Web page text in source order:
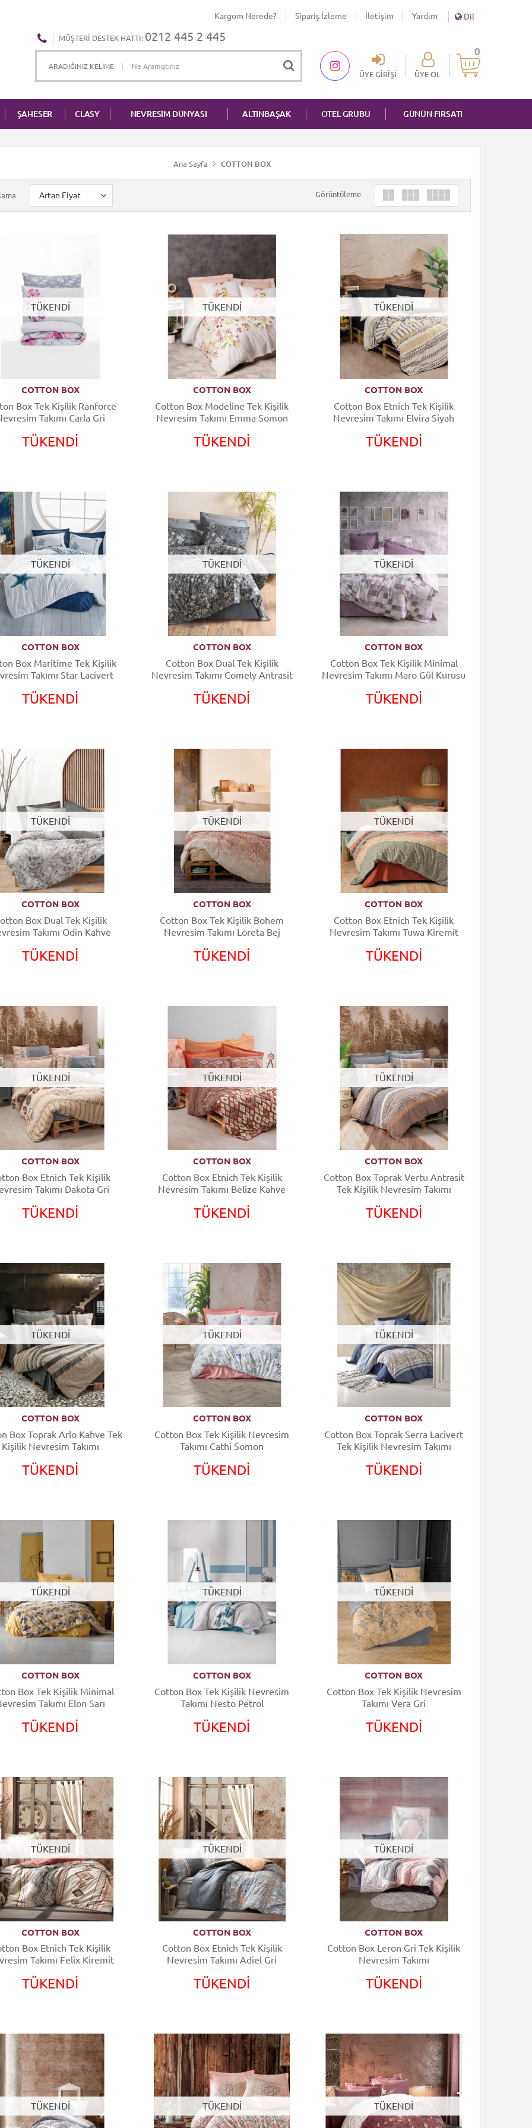
Kargom Nerede? Sipariş İzleme İletişim Yardım Dil
0
ÜYE GIRIŞI ÜYE OL
MÜŞTERI DESTEK HATTI: 0212 445 2 445
ŞAHESER CLASY NEVRESİM DÜNYASI ALTINBAŞAK OTEL GRUBU GÜNÜN FIRSATI
Ana Sayfa COTTON BOX
Görüntüleme
TÜKENDİ
COTTON BOX
Box Tek Kişilik Ranforce
Takımı Carla Gri
TÜKENDİ
TÜKENDİ
COTTON BOX
Cotton Box Modeline Tek Kişilik
Nevresim Takımı Emma Somon
TÜKENDİ
TÜKENDİ
COTTON BOX
Cotton Box Etnich Tek Kişilik
Nevresim Takımı Elvira Siyah
TÜKENDİ
TÜKENDİ
COTTON BOX
Box Maritime Tek Kişilik
Takımı Star Lacivert
TÜKENDİ
TÜKENDİ
COTTON BOX
Cotton Box Dual Tek Kişilik
Nevresim Takımı Comely Antrasit
TÜKENDİ
TÜKENDİ
COTTON BOX
Cotton Box Tek Kişilik Minimal
Nevresim Takımı Maro Gül Kurusu
TÜKENDİ
TÜKENDİ
COTTON BOX
Box Dual Tek Kişilik
Takımı Odin Kahve
TÜKENDİ
TÜKENDİ
COTTON BOX
Cotton Box Tek Kişilik Bohem
Nevresim Takımı Loreta Bej
TÜKENDİ
TÜKENDİ
COTTON BOX
Cotton Box Etnich Tek Kişilik
Nevresim Takımı Tuwa Kiremit
TÜKENDİ
TÜKENDİ
COTTON BOX
Box Etnich Tek Kişilik
Takımı Dakota Gri
TÜKENDİ
TÜKENDİ
COTTON BOX
Cotton Box Etnich Tek Kişilik
Nevresim Takımı Belize Kahve
TÜKENDİ
TÜKENDİ
COTTON BOX
Cotton Box Toprak Vertu Antrasit
Tek Kişilik Nevresim Takımı
TÜKENDİ
TÜKENDİ
COTTON BOX
Box Toprak Arlo Kahve Tek
Kişilik Nevresim Takımı
TÜKENDİ
TÜKENDİ
COTTON BOX
Cotton Box Tek Kişilik Nevresim
Takımı Cathi Somon
TÜKENDİ
TÜKENDİ
COTTON BOX
Cotton Box Toprak Serra Lacivert
Tek Kişilik Nevresim Takımı
TÜKENDİ
TÜKENDİ
COTTON BOX
Box Tek Kişilik Minimal
Takımı Elon Sarı
TÜKENDİ
TÜKENDİ
COTTON BOX
Cotton Box Tek Kişilik Nevresim
Takımı Nesto Petrol
TÜKENDİ
TÜKENDİ
COTTON BOX
Cotton Box Tek Kişilik Nevresim
Takımı Vera Gri
TÜKENDİ
TÜKENDİ
COTTON BOX
Box Etnich Tek Kişilik
Takımı Felix Kiremit
TÜKENDİ
TÜKENDİ
COTTON BOX
Cotton Box Etnich Tek Kişilik
Nevresim Takımı Adiel Gri
TÜKENDİ
TÜKENDİ
COTTON BOX
Cotton Box Leron Gri Tek Kişilik
Nevresim Takımı
TÜKENDİ
TÜKENDİ TÜKENDİ TÜKENDİ